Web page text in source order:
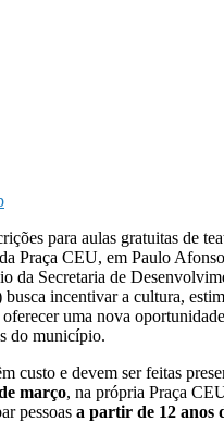
para aulas gratuitas de
Praça CEU, em Paulo
da Secretaria de
incentivar a cultura,
oferecer uma nova
do município.
custo e devem ser feitas
março, na própria Praça
pessoas a partir de 12 anos